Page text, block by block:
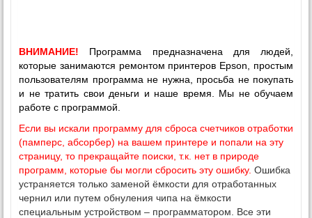
ВНИМАНИЕ!
Программа предназначена для людей,
которые занимаются ремонтом принтеров Epson, простым
пользователям программа не нужна, просьба не покупать
и не тратить свои деньги и наше время. Мы не обучаем
работе с программой.
Если вы искали программу для сброса счетчиков отработки
(памперс, абсорбер) на вашем принтере и попали на эту
страницу, то прекращайте поиски, т.к. нет в природе
программ, которые бы могли сбросить эту ошибку. Ошибка
устраняется только заменой ёмкости для отработанных
чернил или путем обнуления чипа на ёмкости
специальным устройством – программатором. Все эти